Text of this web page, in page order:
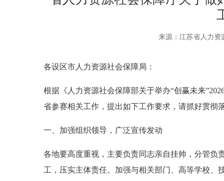
来源： 江苏省人力资
各设区市人力资源社会保障局：
根据《人力资源社会保障部关于举办“创赢未来
省参赛相关工作，提出如下工作要求，请抓好贯彻落
一、加强组织领导，广泛宣传发动
各地要高度重视，主要负责同志亲自挂帅，分管负
工，压实主体责任。加强与相关部门、高等学校、